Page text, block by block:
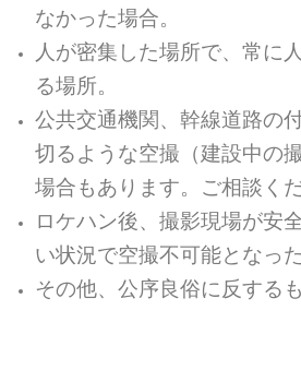
なかった場合。
人が密集した場所で、常に
る場所。
公共交通機関、幹線道路の
切るような空撮（建設中の
場合もあります。ご相談くだ
ロケハン後、撮影現場が安
い状況で空撮不可能となった
その他、公序良俗に反する